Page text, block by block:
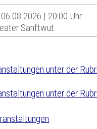
| 20:00 Uhr
Sanftwut